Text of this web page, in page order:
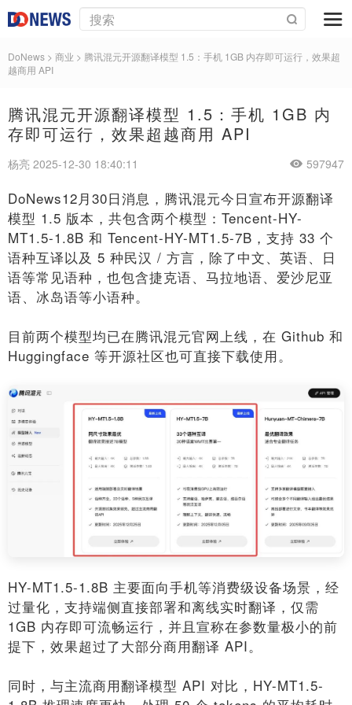
DoNews > 商业 > 腾讯混元开源翻译模型 1.5：手机 1GB 内存即可运行，效果超
越商用 API
腾讯混元开源翻译模型 1.5：手机 1GB 内
存即可运行，效果超越商用 API
杨亮 2025-12-30 18:40:11 597947
DoNews12月30日消息，腾讯混元今日宣布开源翻译
模型 1.5 版本，共包含两个模型：Tencent-HY-
MT1.5-1.8B 和 Tencent-HY-MT1.5-7B，支持 33 个
语种互译以及 5 种民汉 / 方言，除了中文、英语、日
语等常见语种，也包含捷克语、马拉地语、爱沙尼亚
语、冰岛语等小语种。
目前两个模型均已在腾讯混元官网上线，在 Github 和
Huggingface 等开源社区也可直接下载使用。
HY-MT1.5-1.8B 主要面向手机等消费级设备场景，经
过量化，支持端侧直接部署和离线实时翻译，仅需
1GB 内存即可流畅运行，并且宣称在参数量极小的前
提下，效果超过了大部分商用翻译 API。
同时，与主流商用翻译模型 API 对比，HY-MT1.5-